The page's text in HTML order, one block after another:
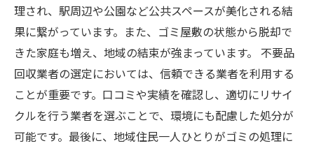
理され、駅周辺や公園など公共スペースが美化される結
果に繋がっています。また、ゴミ屋敷の状態から脱却で
きた家庭も増え、地域の結束が強まっています。 不要品
回収業者の選定においては、信頼できる業者を利用する
ことが重要です。口コミや実績を確認し、適切にリサイ
クルを行う業者を選ぶことで、環境にも配慮した処分が
可能です。最後に、地域住民一人ひとりがゴミの処理に